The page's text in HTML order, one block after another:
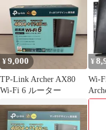
¥9,000
TP-Link Archer AX80
Wi-Fi 6 ルーター
¥
Wi-
セ